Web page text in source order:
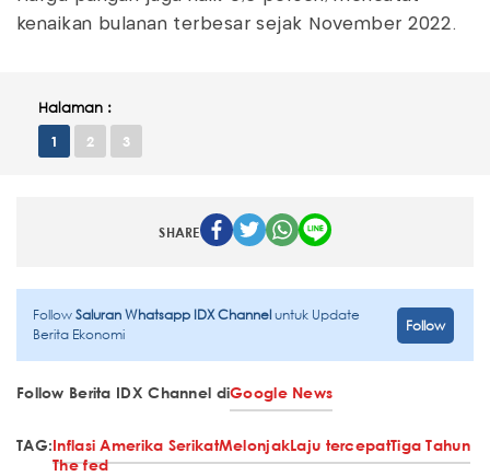
kenaikan bulanan terbesar sejak November 2022.
Halaman :
1 2 3
SHARE
FollowSaluran Whatsapp IDX Channeluntuk Update
Berita Ekonomi
Follow
Follow Berita IDX Channel diGoogle News
TAG:Inflasi Amerika SerikatMelonjakLaju tercepatTiga Tahun
The fed